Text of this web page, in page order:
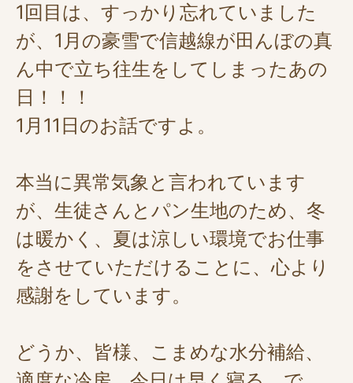
1回目は、すっかり忘れていました
が、1月の豪雪で信越線が田んぼの真
ん中で立ち往生をしてしまったあの
日！！！
1月11日のお話ですよ。
本当に異常気象と言われています
が、生徒さんとパン生地のため、冬
は暖かく、夏は涼しい環境でお仕事
をさせていただけることに、心より
感謝をしています。
どうか、皆様、こまめな水分補給、